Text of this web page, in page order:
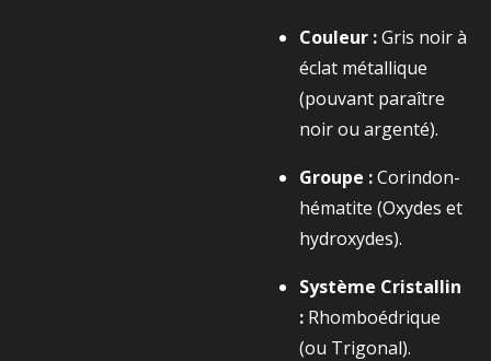
Couleur :Gris noir à
éclat métallique
(pouvant paraître
noir ou argenté).
Groupe :Corindon-
hématite (Oxydes et
hydroxydes).
Système Cristallin
: Rhomboédrique
(ou Trigonal).